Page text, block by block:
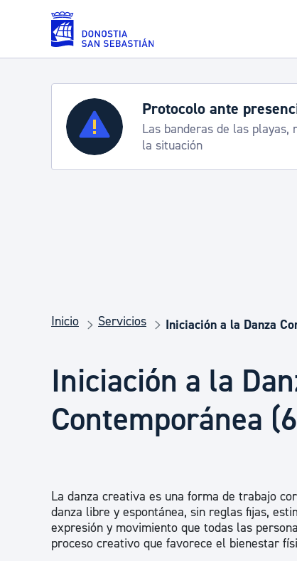
Saltar al contenido principal
Servicios
Padrón y asuntos personales
Seguridad ciudadana y emergencias
Salud Pública, animales y consumo
Infancia y juventud
Deporte
Protocolo ante
Las banderas de las
la situación
Inicio Servicios Iniciación a la Danza
Iniciación a la
Contemporánea
La danza creativa es una forma de trabajo
danza libre y espontánea, sin reglas fijas,
expresión y movimiento que todas las
proceso creativo que favorece el bienestar